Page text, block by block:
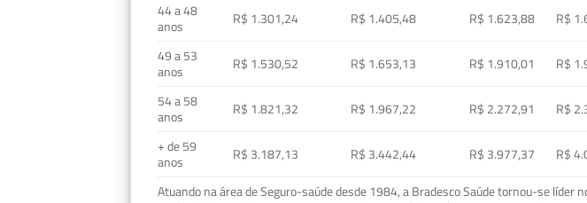
44 a 48
anos
R$ 1.301,24 R$ 1.405,48 R$ 1.623,88 R$
49 a 53
anos
R$ 1.530,52 R$ 1.653,13 R$ 1.910,01 R$
54 a 58
anos
R$ 1.821,32 R$ 1.967,22 R$ 2.272,91 R$
+ de 59
anos
R$ 3.187,13 R$ 3.442,44 R$ 3.977,37 R$
Atuando na área de Seguro-saúde desde 1984, a Bradesco Saúde tornou-se líder